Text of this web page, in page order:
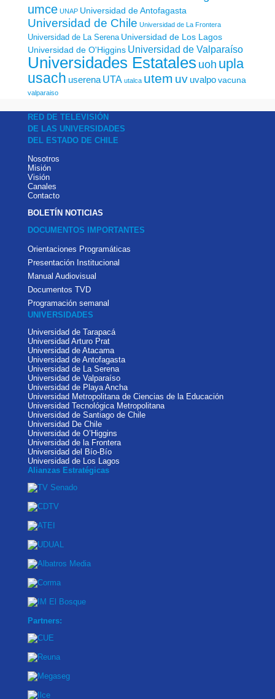
umce UNAP Universidad de Antofagasta
Universidad de Chile Universidad de La Frontera
Universidad de La Serena Universidad de Los Lagos
Universidad de O'Higgins Universidad de Valparaíso
Universidades Estatales uoh upla
usach userena UTA utalca utem uv uvalpo vacuna
valparaiso
RED DE TELEVISIÓN
DE LAS UNIVERSIDADES
DEL ESTADO DE CHILE
Nosotros
Misión
Visión
Canales
Contacto
BOLETÍN NOTICIAS
DOCUMENTOS IMPORTANTES
Orientaciones Programáticas
Presentación Institucional
Manual Audiovisual
Documentos TVD
Programación semanal
UNIVERSIDADES
Universidad de Tarapacá
Universidad Arturo Prat
Universidad de Atacama
Universidad de Antofagasta
Universidad de La Serena
Universidad de Valparaíso
Universidad de Playa Ancha
Universidad Metropolitana de Ciencias de la Educación
Universidad Tecnológica Metropolitana
Universidad de Santiago de Chile
Universidad De Chile
Universidad de O’Higgins
Universidad de la Frontera
Universidad del Bío-Bío
Universidad de Los Lagos
Alianzas Estratégicas
Partners: